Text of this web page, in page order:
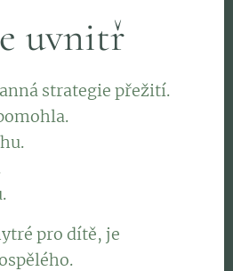
uvnitř
strategie přežití.
pro dítě, je